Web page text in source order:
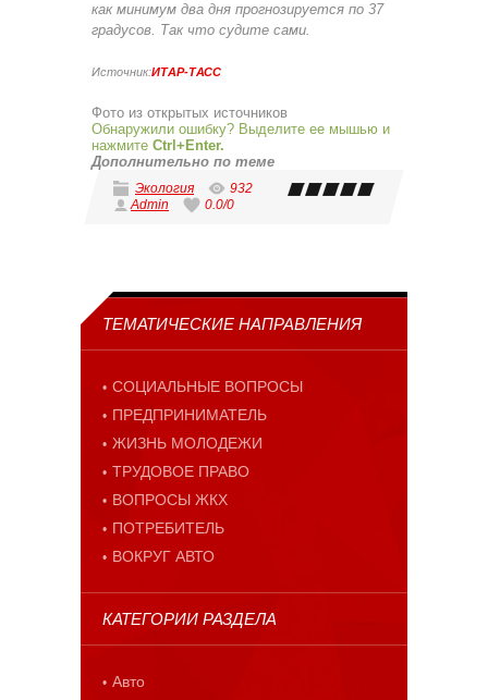
как минимум два дня прогнозируется по 37
градусов. Так что судите сами.
Источник:ИТАР-ТАСС
Фото из открытых источников
Обнаружили ошибку? Выделите ее мышью и
нажмите Ctrl+Enter.
Дополнительно по теме
Экология
932
Admin
0.0/0
ТЕМАТИЧЕСКИЕ НАПРАВЛЕНИЯ
СОЦИАЛЬНЫЕ ВОПРОСЫ
ПРЕДПРИНИМАТЕЛЬ
ЖИЗНЬ МОЛОДЕЖИ
ТРУДОВОЕ ПРАВО
ВОПРОСЫ ЖКХ
ПОТРЕБИТЕЛЬ
ВОКРУГ АВТО
КАТЕГОРИИ РАЗДЕЛА
Авто